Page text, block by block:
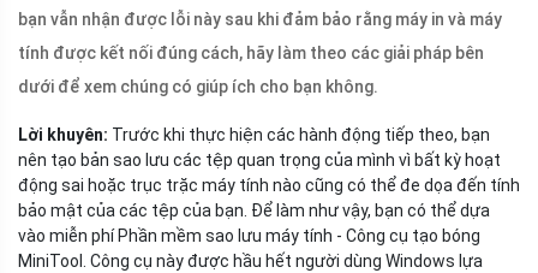
bạn vẫn nhận được lỗi này sau khi đảm bảo rằng máy in và máy
tính được kết nối đúng cách, hãy làm theo các giải pháp bên
dưới để xem chúng có giúp ích cho bạn không.
Lời khuyên: Trước khi thực hiện các hành động tiếp theo, bạn
nên tạo bản sao lưu các tệp quan trọng của mình vì bất kỳ hoạt
động sai hoặc trục trặc máy tính nào cũng có thể đe dọa đến tính
bảo mật của các tệp của bạn. Để làm như vậy, bạn có thể dựa
vào miễn phí Phần mềm sao lưu máy tính - Công cụ tạo bóng
MiniTool. Công cụ này được hầu hết người dùng Windows lựa